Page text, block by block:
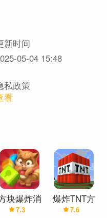
熟练掌握填充行或列的技巧
益智游戏不仅能提高您的空
度过休闲好时光！
：经典方块拼图模式和方块
是免费的单机小游戏，
智小游戏不断提供各种形状
满挑战的世界，探索热带雨
你的大脑，拓展你的视野，
新时间
05-04 15:48
私政策
看
块爆炸消
除
7.3
爆炸TNT方
块沙盒
7.6